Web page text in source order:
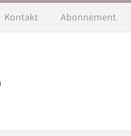
Kontakt Abonnement